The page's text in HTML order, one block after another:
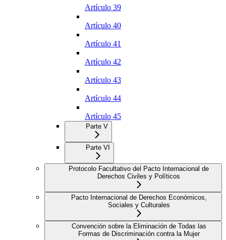
Artículo 39
Artículo 40
Artículo 41
Artículo 42
Artículo 43
Artículo 44
Artículo 45
Parte V
Parte VI
Protocolo Facultativo del Pacto Internacional de
Derechos Civiles y Políticos
Pacto Internacional de Derechos Económicos,
Sociales y Culturales
Convención sobre la Eliminación de Todas las
Formas de Discriminación contra la Mujer